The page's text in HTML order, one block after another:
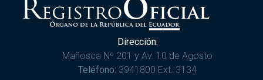
Dirección:
Mañosca Nº 201 y Av. 10 de Agosto
Teléfono: 3941800 Ext. 3134